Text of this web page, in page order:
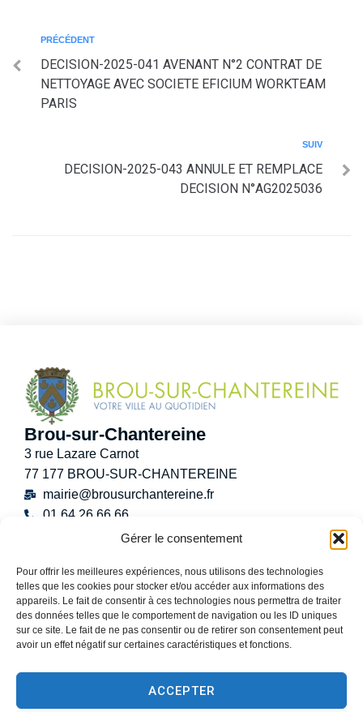
Gérer le consentement
Pour offrir les meilleures expériences, nous utilisons des technologies
telles que les cookies pour stocker et/ou accéder aux informations des
appareils. Le fait de consentir à ces technologies nous permettra de traiter
des données telles que le comportement de navigation ou les ID uniques
sur ce site. Le fait de ne pas consentir ou de retirer son consentement peut
avoir un effet négatif sur certaines caractéristiques et fonctions.
ACCEPTER
PRÉCÉDENT
DECISION-2025-041 AVENANT N°2 CONTRAT DE
NETTOYAGE AVEC SOCIETE EFICIUM WORKTEAM
PARIS
SUIV
DECISION-2025-043 ANNULE ET REMPLACE
DECISION N°AG2025036
Brou-sur-Chantereine
3 rue Lazare Carnot
77 177 BROU-SUR-CHANTEREINE
mairie@brousurchantereine.fr
01 64 26 66 66
Lundi :8h30 – 12h
Mardi :8h30 – 12h / 13h30 – 17h30
Mercredi :8h30 -12h30
Jeudi : 8h30 – 12h / 13h30 – 18h30
13h30 – 17h30
Samedi :9h00 – 12h
(Permanence État-Civil uniquement)